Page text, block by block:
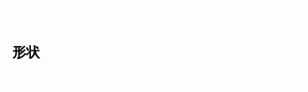
形状